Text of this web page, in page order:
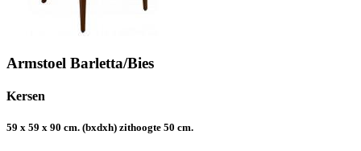
Armstoel Barletta/Bies
Kersen
59 x 59 x 90 cm. (bxdxh) zithoogte 50 cm.